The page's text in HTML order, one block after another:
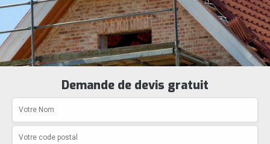
Demande de devis gratuit